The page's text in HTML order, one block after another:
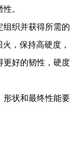
。
组织并获得所需的
火，保持高硬度，
更好的韧性，硬度
形状和最终性能要